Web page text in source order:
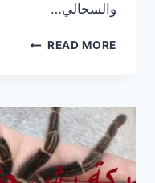
والسحالي…
READ MOREشركة
ابادة
الحشرات